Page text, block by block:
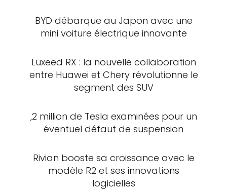
BYD débarque au Japon avec une
mini voiture électrique innovante
Luxeed RX : la nouvelle collaboration
entre Huawei et Chery révolutionne le
segment des SUV
,2 million de Tesla examinées pour un
éventuel défaut de suspension
Rivian booste sa croissance avec le
modèle R2 et ses innovations
logicielles